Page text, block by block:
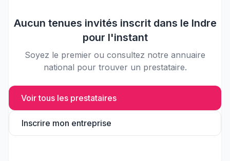
Aucun tenues invités inscrit dans le Indre
pour l'instant
Soyez le premier ou consultez notre annuaire
national pour trouver un prestataire.
Voir tous les prestataires
Inscrire mon entreprise